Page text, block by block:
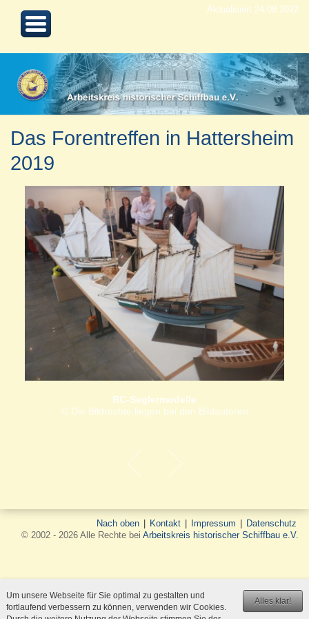
Aktualisiert 24.08.2022
Das Forentreffen in Hattersheim
2019
RC-Seglermodelle
© Die Bildrechte liegen bei den Bildautoren
Nach oben Kontakt Impressum
Datenschutz
© 2002 - 2026 Alle Rechte bei Arbeitskreis historischer Schiffbau e.V.
Alles klar!
Um unsere Webseite für Sie optimal zu gestalten und
fortlaufend verbessern zu können, verwenden wir Cookies.